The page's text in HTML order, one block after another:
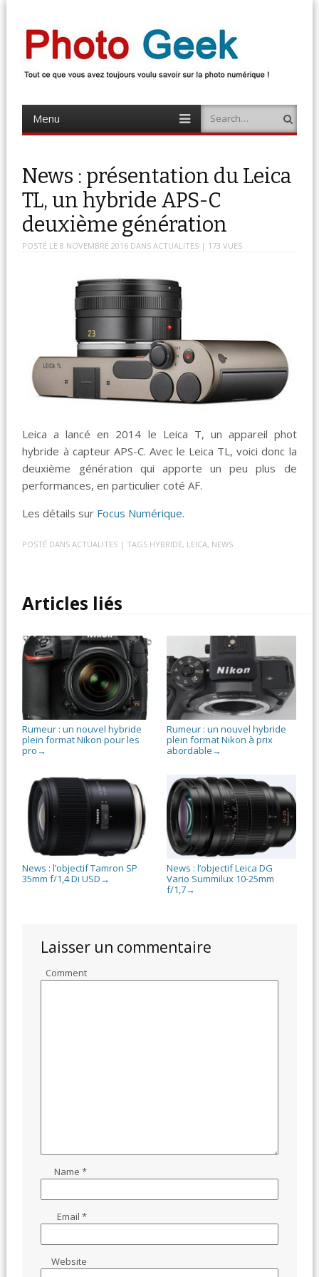
Photo Geek
Menu
content
Search
News : présentation du Leica
TL, un hybride APS-C
deuxième génération
POSTÉ LE8 NOVEMBRE 2016 DANSACTUALITES | 173 VUES
Leica a lancé en 2014 le Leica T, un appareil phot
hybride à capteur APS-C. Avec le Leica TL, voici donc la
deuxième génération qui apporte un peu plus de
performances, en particulier coté AF.
Les détails sur Focus Numérique.
POSTÉ DANSACTUALITES | TAGS HYBRIDE, LEICA, NEWS
Articles liés
Rumeur : un nouvel hybride
plein format Nikon pour les
pro →
Rumeur : un nouvel hybride
plein format Nikon à prix
abordable →
News : l’objectif Tamron SP
35mm f/1,4 Di USD →
News : l’objectif Leica DG
Vario Summilux 10-25mm
f/1,7→
Laisser un commentaire
Comment
Name*
Email*
Website